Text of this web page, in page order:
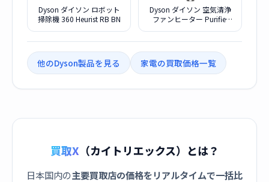
Dyson ダイソン ロボット
掃除機 360 Heurist RB BN
Dyson ダイソン 空気清浄
ファンヒーター Purifier
他のDyson製品を見る 家電の買取価格一覧
買取X （カイトリエックス）とは？
日本国内の主要買取店の価格をリアルタイムで一括比